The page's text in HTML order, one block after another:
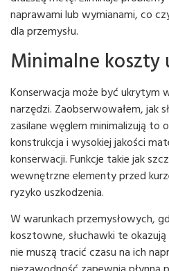
naprawami lub wymianami, co
dla przemysłu.
Minimalne koszty
Konserwacja może być ukrytym
narzędzi. Zaobserwowałem, jak
zasilane węglem minimalizują to
konstrukcja i wysokiej jakości
konserwacji. Funkcje takie jak
wewnętrzne elementy przed
ryzyko uszkodzenia.
W warunkach przemysłowych,
kosztowne, słuchawki te
nie muszą tracić czasu na ich